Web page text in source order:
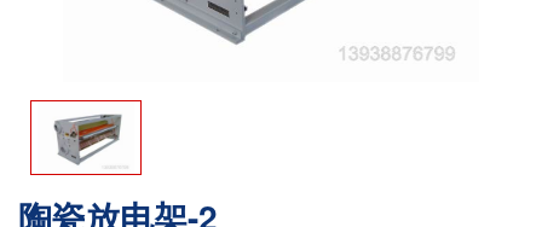
陶瓷放电架-2